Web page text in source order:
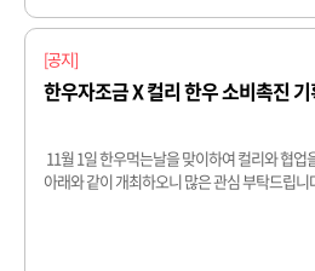
[공지]
한우자조금 X 컬리 한우 소비촉진
11월 1일 한우먹는날을 맞이하여 컬리와 협
아래와 같이 개최하오니 많은 관심 부탁드립니